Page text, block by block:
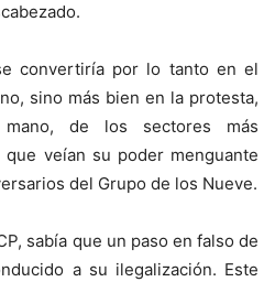
convertiría por lo tanto en el
sino más bien en la protesta,
de los sectores más
veían su poder menguante
del Grupo de los Nueve.
sabía que un paso en falso de
a su ilegalización. Este